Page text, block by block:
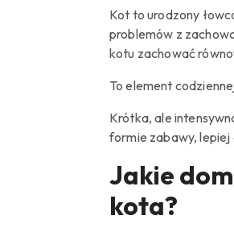
Kot to urodzony
problemów z
kotu zachować
To element
Krótka, ale
formie zabawy, lepiej
Jakie
kota?